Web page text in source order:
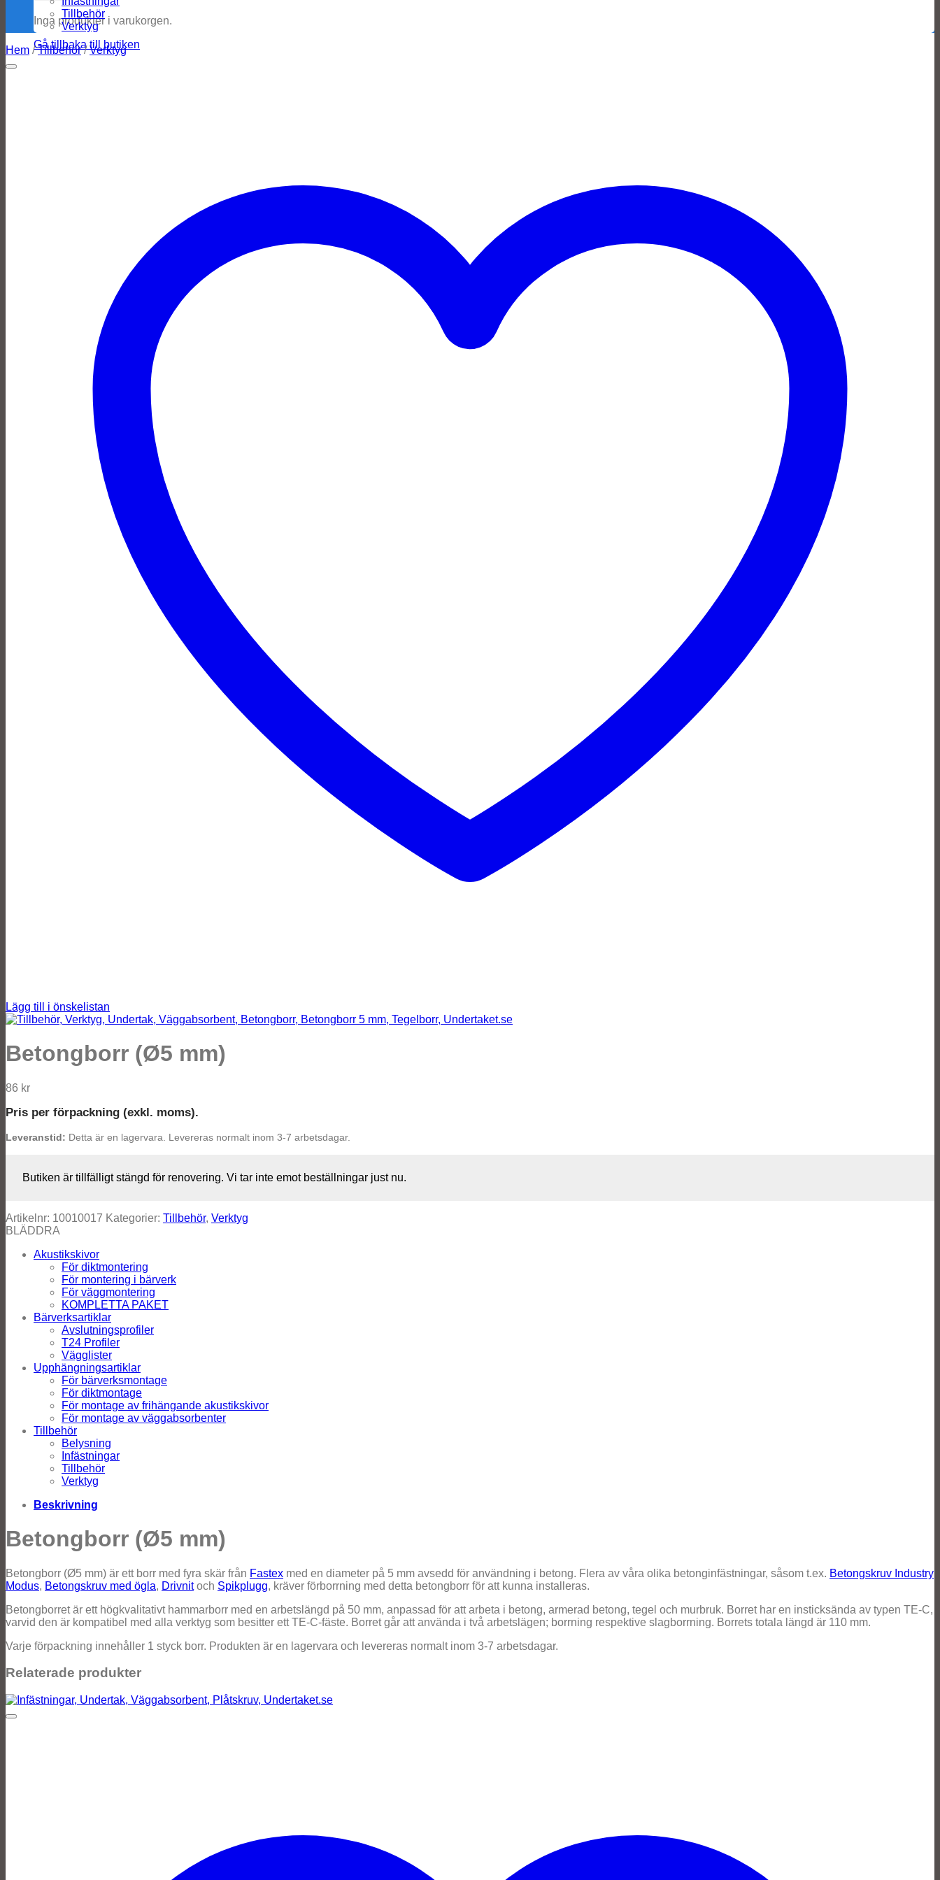
Inga produkter i varukorgen.
Gå tillbaka till butiken
Tillbehör
Verktyg
Hem / Tillbehör / Verktyg
Lägg till i önskelistan
Betongborr (Ø5 mm)
86 kr
Pris per förpackning (exkl. moms).
Leveranstid: Detta är en lagervara. Levereras normalt inom 3-7 arbetsdagar.
Butiken är tillfälligt stängd för renovering. Vi tar inte emot beställningar just nu.
Artikelnr: 10010017 Kategorier: Tillbehör, Verktyg
BLÄDDRA
Akustikskivor
För diktmontering
För montering i bärverk
För väggmontering
KOMPLETTA PAKET
Bärverksartiklar
Avslutningsprofiler
T24 Profiler
Vägglister
Upphängningsartiklar
För bärverksmontage
För diktmontage
För montage av frihängande akustikskivor
För montage av väggabsorbenter
Tillbehör
Belysning
Infästningar
Tillbehör
Verktyg
Beskrivning
Betongborr (Ø5 mm)
Betongborr (Ø5 mm) är ett borr med fyra skär från Fastex med en diameter på 5 mm avsedd för användning i betong. Flera av våra olika betonginfästningar, såsom t.ex. Betongskruv Industry
Modus, Betongskruv med ögla, Drivnitoch Spikplugg, kräver förborrning med detta betongborr för att kunna installeras.
Betongborret är ett högkvalitativt hammarborr med en arbetslängd på 50 mm, anpassad för att arbeta i betong, armerad betong, tegel och murbruk. Borret har en insticksända av typen TE-C,
varvid den är kompatibel med alla verktyg som besitter ett TE-C-fäste. Borret går att använda i två arbetslägen; borrning respektive slagborrning. Borrets totala längd är 110 mm.
Varje förpackning innehåller 1 styck borr. Produkten är en lagervara och levereras normalt inom 3-7 arbetsdagar.
Relaterade produkter